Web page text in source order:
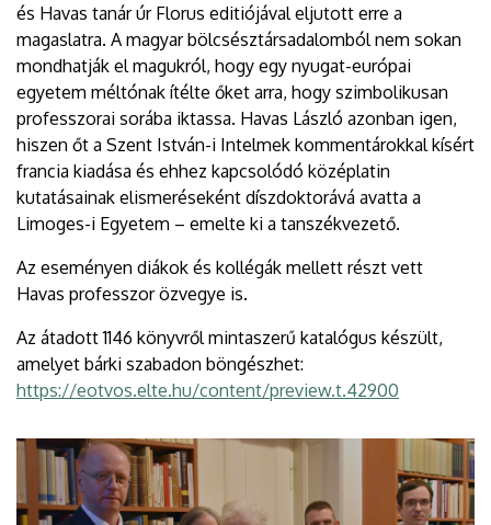
és Havas tanár úr Florus editiójával eljutott erre a
magaslatra. A magyar bölcsésztársadalomból nem sokan
mondhatják el magukról, hogy egy nyugat-európai
egyetem méltónak ítélte őket arra, hogy szimbolikusan
professzorai sorába iktassa. Havas László azonban igen,
hiszen őt a Szent István-i Intelmek kommentárokkal kísért
francia kiadása és ehhez kapcsolódó középlatin
kutatásainak elismeréseként díszdoktorává avatta a
Limoges-i Egyetem – emelte ki a tanszékvezető.
Az eseményen diákok és kollégák mellett részt vett
Havas professzor özvegye is.
Az átadott 1146 könyvről mintaszerű katalógus készült,
amelyet bárki szabadon böngészhet:
https://eotvos.elte.hu/content/preview.t.42900